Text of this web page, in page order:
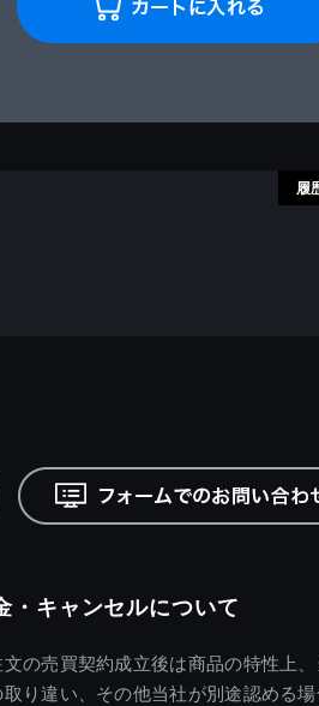
履
・キャンセルについて
文の売買契約成立後は商品の特性上
取り違い、その他当社が別途認める